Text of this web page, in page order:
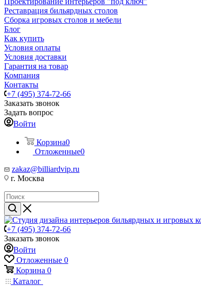
Реставрация бильярдных столов
Сборка игровых столов и мебели
Блог
Как купить
Условия оплаты
Условия доставки
Гарантия на товар
Компания
Контакты
+7 (495) 374-72-66
Заказать звонок
Задать вопрос
Войти
Корзина0
Отложенные0
zakaz@billiardvip.ru
г. Москва
+7 (495) 374-72-66
Заказать звонок
Войти
Отложенные 0
Корзина 0
Каталог